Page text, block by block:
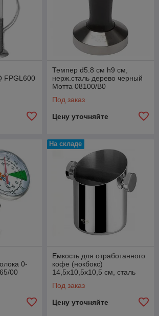
FPGL600
Темпер d5.8 см h9 см,
нерж.сталь дерево черный
Мотта 08100/B0
Под заказ
Цену уточняйте
0-
00
На складе
Емкость для отработанного
кофе (нокбокс)
14,5х10,5х10,5 см, сталь
Под заказ
Цену уточняйте